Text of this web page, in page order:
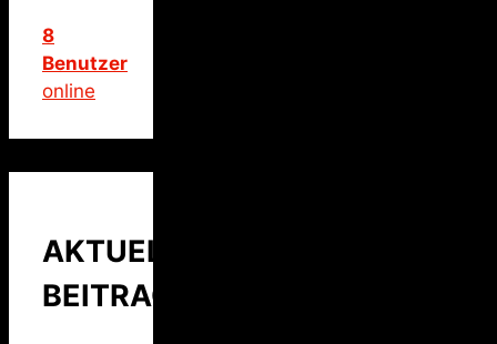
8
Benutzer
online
AKTUELLER
BEITRAG